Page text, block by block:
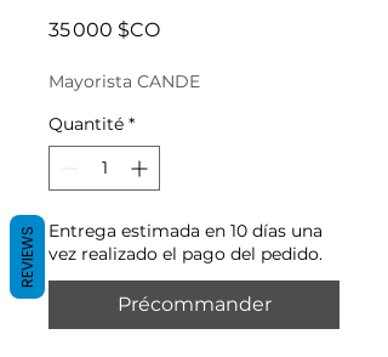
35 000 $COPrix
Mayorista CANDE
Quantité *
Entrega estimada en 10 días una
vez realizado el pago del pedido.
Précommander
REVIEWS